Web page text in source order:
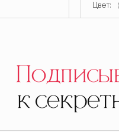
Цвет:
к